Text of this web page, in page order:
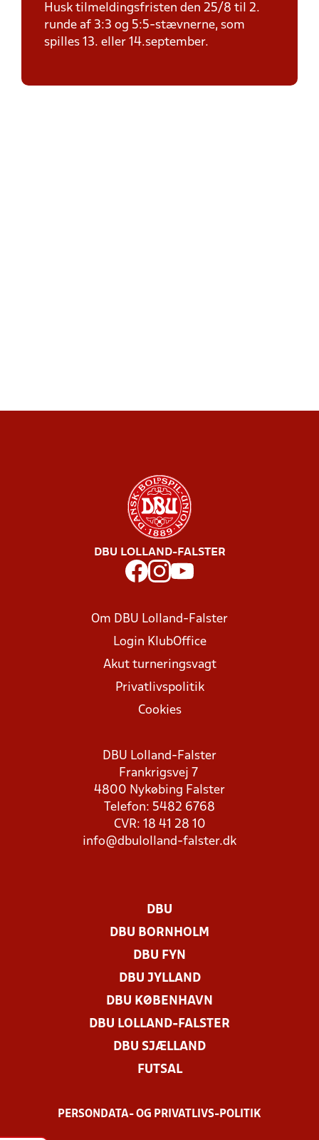
Husk tilmeldingsfristen den 25/8 til 2.
runde af 3:3 og 5:5-stævnerne, som
spilles 13. eller 14.september.
DBU LOLLAND-FALSTER
Om DBU Lolland-Falster
Login KlubOffice
Akut turneringsvagt
Privatlivspolitik
Cookies
DBU Lolland-Falster
Frankrigsvej 7
4800 Nykøbing Falster
Telefon: 5482 6768
CVR: 18 41 28 10
info@dbulolland-falster.dk
DBU
DBU BORNHOLM
DBU FYN
DBU JYLLAND
DBU KØBENHAVN
DBU LOLLAND-FALSTER
DBU SJÆLLAND
FUTSAL
PERSONDATA- OG PRIVATLIVS-POLITIK